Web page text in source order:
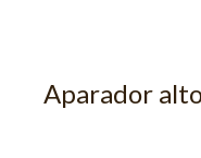
Aparador